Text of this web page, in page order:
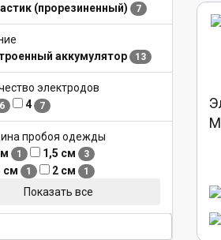
(прорезиненный) 7
аккумулятор
13
электродов
6 4 7
пробоя одежды
1 1,5 см 3
см 1 2 см 1
Показать все